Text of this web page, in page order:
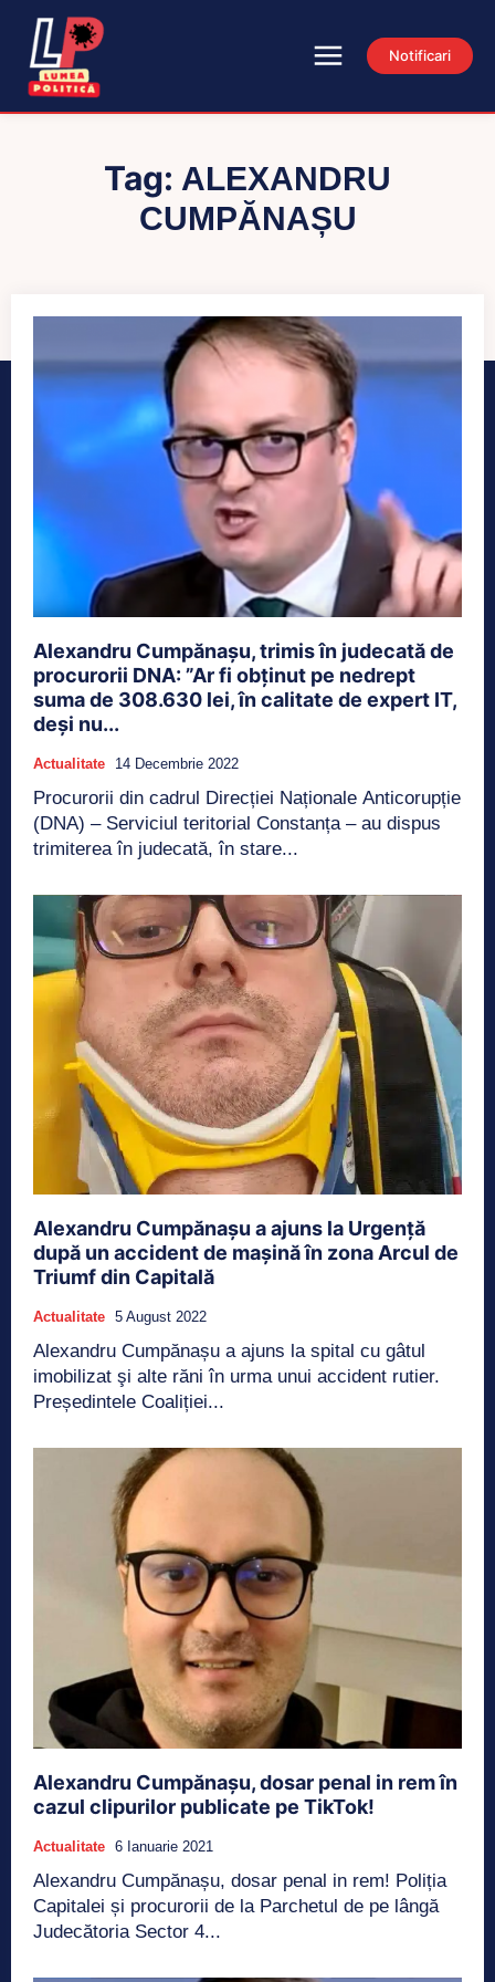
Notificari
Tag: ALEXANDRU
CUMPĂNAȘU
Alexandru Cumpănașu, trimis în judecată de
procurorii DNA: ”Ar fi obținut pe nedrept
suma de 308.630 lei, în calitate de expert IT,
deși nu...
Actualitate 14 Decembrie 2022
Procurorii din cadrul Direcției Naționale Anticorupție
(DNA) – Serviciul teritorial Constanța – au dispus
trimiterea în judecată, în stare...
Alexandru Cumpănașu a ajuns la Urgență
după un accident de mașină în zona Arcul de
Triumf din Capitală
Actualitate 5 August 2022
Alexandru Cumpănașu a ajuns la spital cu gâtul
imobilizat şi alte răni în urma unui accident rutier.
Președintele Coaliției...
Alexandru Cumpănașu, dosar penal in rem în
cazul clipurilor publicate pe TikTok!
Actualitate 6 Ianuarie 2021
Alexandru Cumpănașu, dosar penal in rem! Poliția
Capitalei și procurorii de la Parchetul de pe lângă
Judecătoria Sector 4...